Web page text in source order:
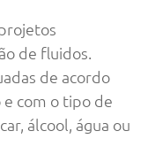
de fluidos.
de acordo
e com o tipo de
álcool, água ou